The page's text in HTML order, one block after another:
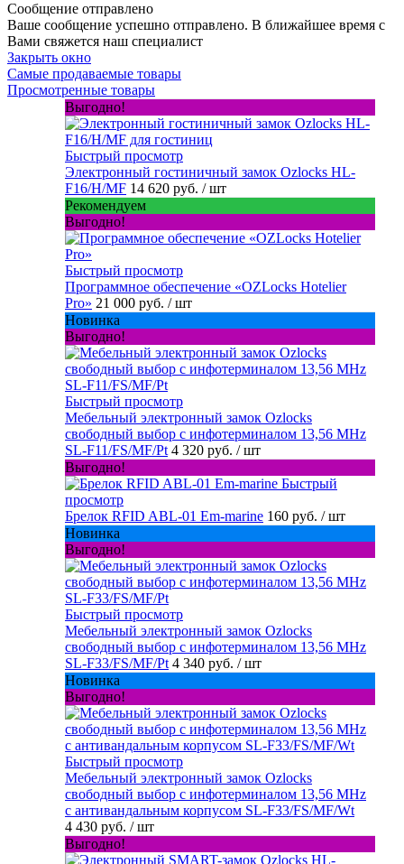
Сообщение отправлено
Ваше сообщение успешно отправлено. В ближайшее время с
Вами свяжется наш специалист
Закрыть окно
Самые продаваемые товары
Просмотренные товары
Выгодно!
Быстрый просмотр
Электронный гостиничный замок Ozlocks HL-
F16/H/MF 14 620 руб. / шт
Рекомендуем
Выгодно!
Быстрый просмотр
Программное обеспечение «OZLocks Hotelier
Pro» 21 000 руб. / шт
Новинка
Выгодно!
Быстрый просмотр
Мебельный электронный замок Ozlocks
свободный выбор с инфотерминалом 13,56 MHz
SL-F11/FS/MF/Pt 4 320 руб. / шт
Выгодно!
Быстрый
просмотр
Брелок RFID ABL-01 Em-marine 160 руб. / шт
Новинка
Выгодно!
Быстрый просмотр
Мебельный электронный замок Ozlocks
свободный выбор с инфотерминалом 13,56 MHz
SL-F33/FS/MF/Pt 4 340 руб. / шт
Новинка
Выгодно!
Быстрый просмотр
Мебельный электронный замок Ozlocks
свободный выбор с инфотерминалом 13,56 MHz
с антивандальным корпусом SL-F33/FS/MF/Wt
4 430 руб. / шт
Выгодно!